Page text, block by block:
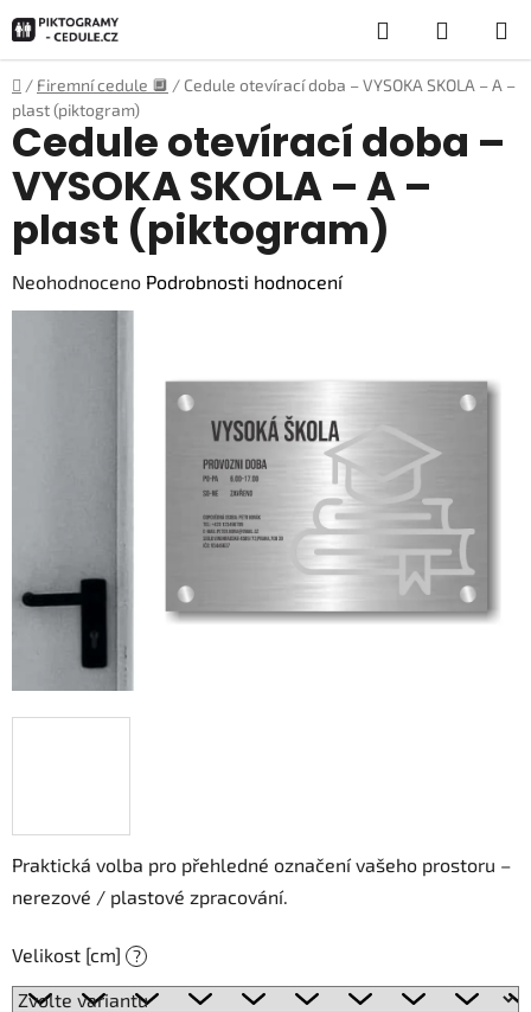
na
obsah
Hledat
KOŠÍK
Domů
/ Firemní cedule 🔲 / Cedule otevírací doba – VYSOKA SKOLA – A –
plast (piktogram)
Praktická volba pro přehledné označení vašeho prostoru –
nerezové / plastové zpracování.
Velikost [cm] ?
Cedule otevírací doba –
VYSOKA SKOLA – A –
plast (piktogram)
Průměrné
hodnocení
Neohodnoceno Podrobnosti hodnocení